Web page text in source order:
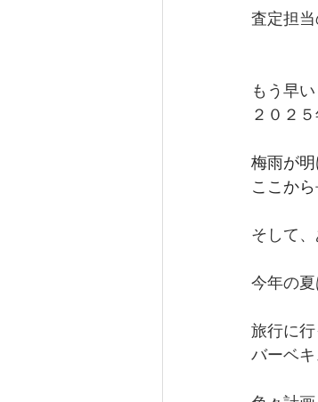
査定担当
もう早
２０２
梅雨が明
ここか
そして
今年の
旅行に行
バーベキ